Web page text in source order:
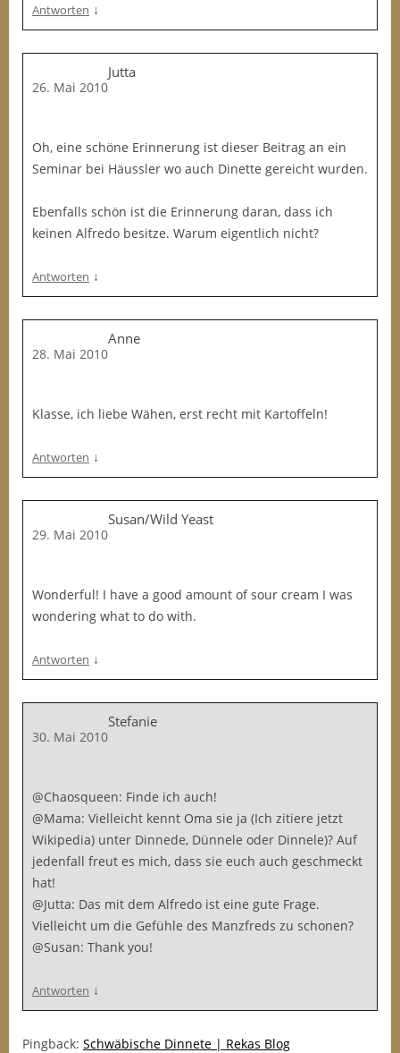
Antworten ↓
Jutta
26. Mai 2010
Oh, eine schöne Erinnerung ist dieser Beitrag an ein
Seminar bei Häussler wo auch Dinette gereicht wurden.
Ebenfalls schön ist die Erinnerung daran, dass ich
keinen Alfredo besitze. Warum eigentlich nicht?
Antworten ↓
Anne
28. Mai 2010
Klasse, ich liebe Wähen, erst recht mit Kartoffeln!
Antworten ↓
Susan/Wild Yeast
29. Mai 2010
Wonderful! I have a good amount of sour cream I was
wondering what to do with.
Antworten ↓
Stefanie
30. Mai 2010
@Chaosqueen: Finde ich auch!
@Mama: Vielleicht kennt Oma sie ja (Ich zitiere jetzt
Wikipedia) unter Dinnede, Dünnele oder Dinnele)? Auf
jedenfall freut es mich, dass sie euch auch geschmeckt
hat!
@Jutta: Das mit dem Alfredo ist eine gute Frage.
Vielleicht um die Gefühle des Manzfreds zu schonen?
@Susan: Thank you!
Antworten ↓
Pingback: Schwäbische Dinnete | Rekas Blog